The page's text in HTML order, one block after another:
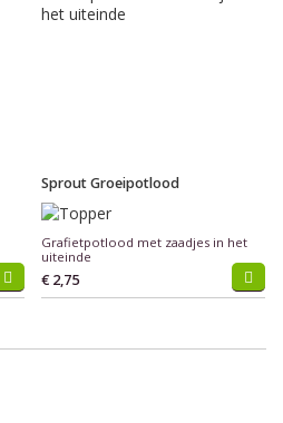
Sprout Groeipotlood
Grafietpotlood met zaadjes in het
uiteinde
€ 2,75